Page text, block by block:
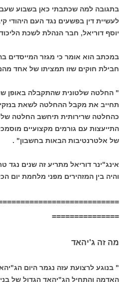
בתגובה למה שכתבתי כאן בשבוע
לעשיית דין בפשעים נגד העם היהודי
יוסף דוריאל, חבר הנהלת לשכת
במכתב הוא אומר כי מגזר המייסדים
חבילת חוקים שזו תמציתו של אחד
" החלטה שלטונית שהתקבלה באופן
תחייב את מקבל ההחלטה לשאת
כהחלטה שרירותית תיחשב החלטה
התייעצות עם גורמים מקצועיים
של אלטרנטיבות הבאות בחשבון" .
אינג"ינר דוריאל מתריע זה שנים נגד
והיה בין המזהירים מפני מלחמת יום
===============
מה זה ג'יהאד
" בנוגע לרצועת עזה נגמר היום
האדמה והתחיל הג"יהאד הגדול של